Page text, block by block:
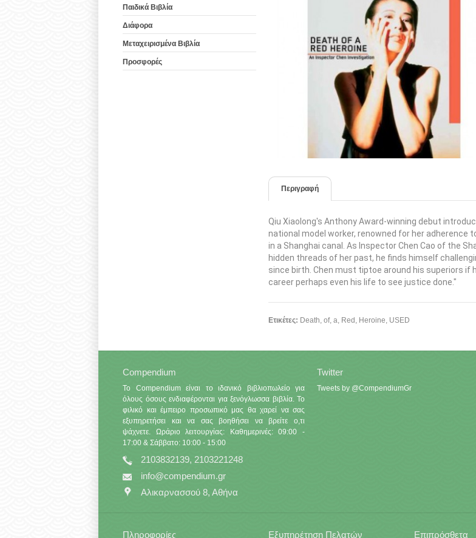
Παιδικά Βιβλία
Διάφορα
Μεταχειρισμένα Βιβλία
Προσφορές
Περιγραφή
Qiu Xiaolong's Anthony Award-winning debut
national model worker, renowned for her adherence
in a Shanghai canal. As Inspector Chen Cao of the
hidden threads of her past, he finds himself
since birth. Chen must tiptoe around his superiors
career perhaps even his life to see justice done."
Ετικέτες: Death, of, a, Red , Heroine, USED
Compendium
Το Compendium είναι το ιδανικό βιβλιοπωλείο για
όλους όσους ενδιαφέρονται για ξενόγλωσσα βιβλία. Το
φιλικό και έμπειρο προσωπικό μας θα χαρεί να σας
εξυπηρετήσει και να σας βοηθήσει να βρείτε ο,τι
ψάχνετε. Ωράριο λειτουργίας: Καθημερινές: 09:00 -
17:00 & Σάββατο: 10:00 - 15:00
2103832139, 2103221248
info@compendium.gr
Αλικαρνασσού 8, Αθήνα
Twitter
Tweets by @CompendiumGr
Πληροφορίες Εξυπηρέτηση Πελατών Επιπρόσθετα